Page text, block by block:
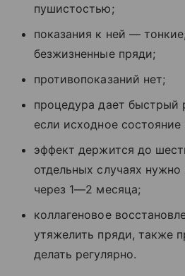
пушистостью;
показания к ней —
безжизненные пряди;
противопоказаний нет;
процедура дает быстрый
если исходное
эффект держится до
отдельных случаях
через 1—2 месяца;
коллагеновое
утяжелить пряди, также
делать регулярно.